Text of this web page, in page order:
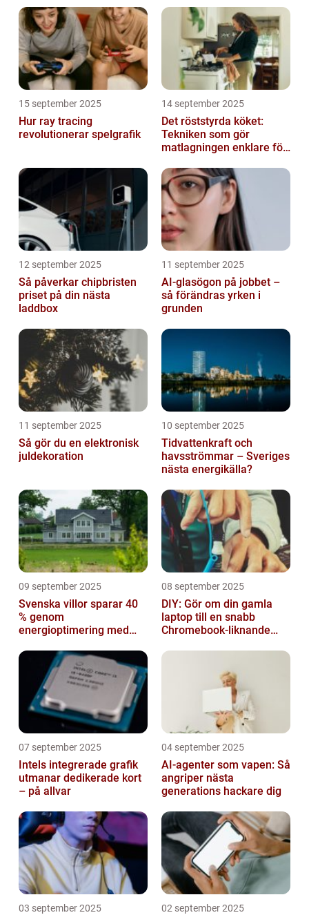
15 september 2025
Hur ray tracing
revolutionerar spelgrafik
14 september 2025
Det röststyrda köket:
Tekniken som gör
matlagningen enklare för
12 september 2025
Så påverkar chipbristen
priset på din nästa
laddbox
11 september 2025
AI-glasögon på jobbet –
så förändras yrken i
grunden
11 september 2025
Så gör du en elektronisk
juldekoration
10 september 2025
Tidvattenkraft och
havsströmmar – Sveriges
nästa energikälla?
09 september 2025
Svenska villor sparar 40
% genom
energioptimering med
08 september 2025
DIY: Gör om din gamla
laptop till en snabb
Chromebook-liknande
07 september 2025
Intels integrerade grafik
utmanar dedikerade kort
– på allvar
04 september 2025
AI-agenter som vapen: Så
angriper nästa
generations hackare dig
03 september 2025 02 september 2025